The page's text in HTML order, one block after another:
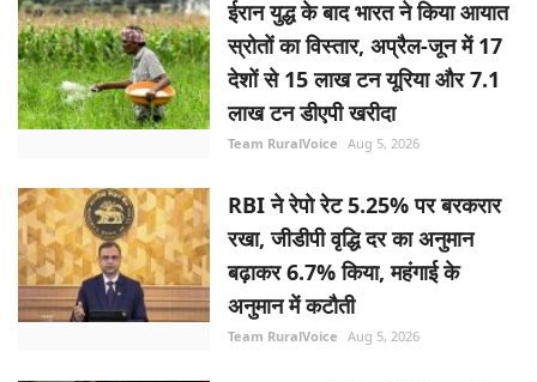
ईरान युद्ध के बाद भारत ने किया आयात
स्रोतों का विस्तार, अप्रैल-जून में 17
देशों से 15 लाख टन यूरिया और 7.1
लाख टन डीएपी खरीदा
Team RuralVoice Aug 5, 2026
RBI ने रेपो रेट 5.25% पर बरकरार
रखा, जीडीपी वृद्धि दर का अनुमान
बढ़ाकर 6.7% किया, महंगाई के
अनुमान में कटौती
Team RuralVoice Aug 5, 2026